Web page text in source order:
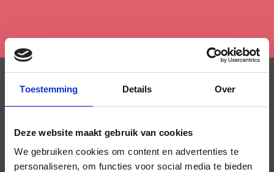
Toestemming Details Over
Deze website maakt gebruik van cookies
We gebruiken cookies om content en advertenties te
personaliseren, om functies voor social media te bieden
CONTACTGEGEVENS
06 – 21 40 12 13